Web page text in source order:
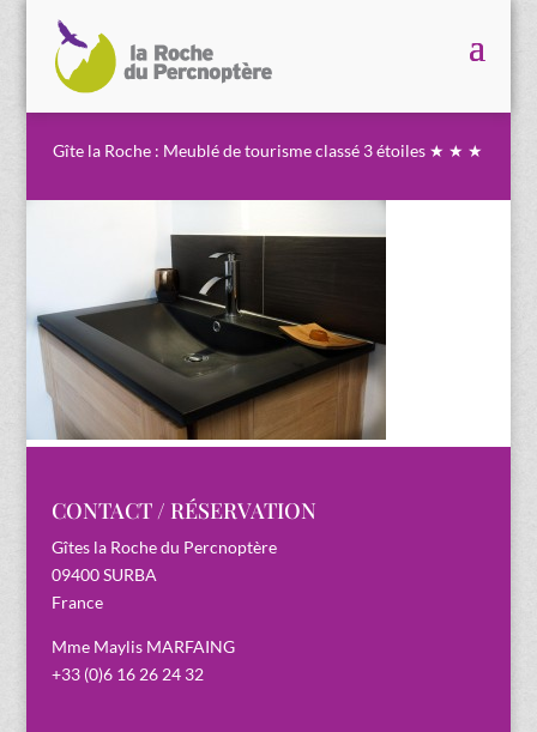
Gîte la Roche : Meublé de tourisme classé 3 étoiles ★ ★ ★
CONTACT / RÉSERVATION
Gîtes la Roche du Percnoptère
09400 SURBA
France
Mme Maylis MARFAING
+33 (0)6 16 26 24 32